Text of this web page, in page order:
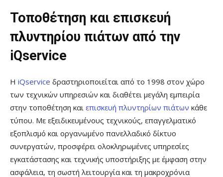
Τοποθέτηση και επισκευή
πλυντηρίου πιάτων από την
iQservice
Η iQservice δραστηριοποιείται από το 1998 στον χώρο
των τεχνικών υπηρεσιών και διαθέτει μεγάλη εμπειρία
στην τοποθέτηση και επισκευή πλυντηρίων πιάτων κάθε
τύπου. Με εξειδικευμένους τεχνικούς, επαγγελματικό
εξοπλισμό και οργανωμένο πανελλαδικό δίκτυο
συνεργατών, προσφέρει ολοκληρωμένες υπηρεσίες
εγκατάστασης και τεχνικής υποστήριξης με έμφαση στην
ασφάλεια, τη σωστή λειτουργία και τη μακροχρόνια